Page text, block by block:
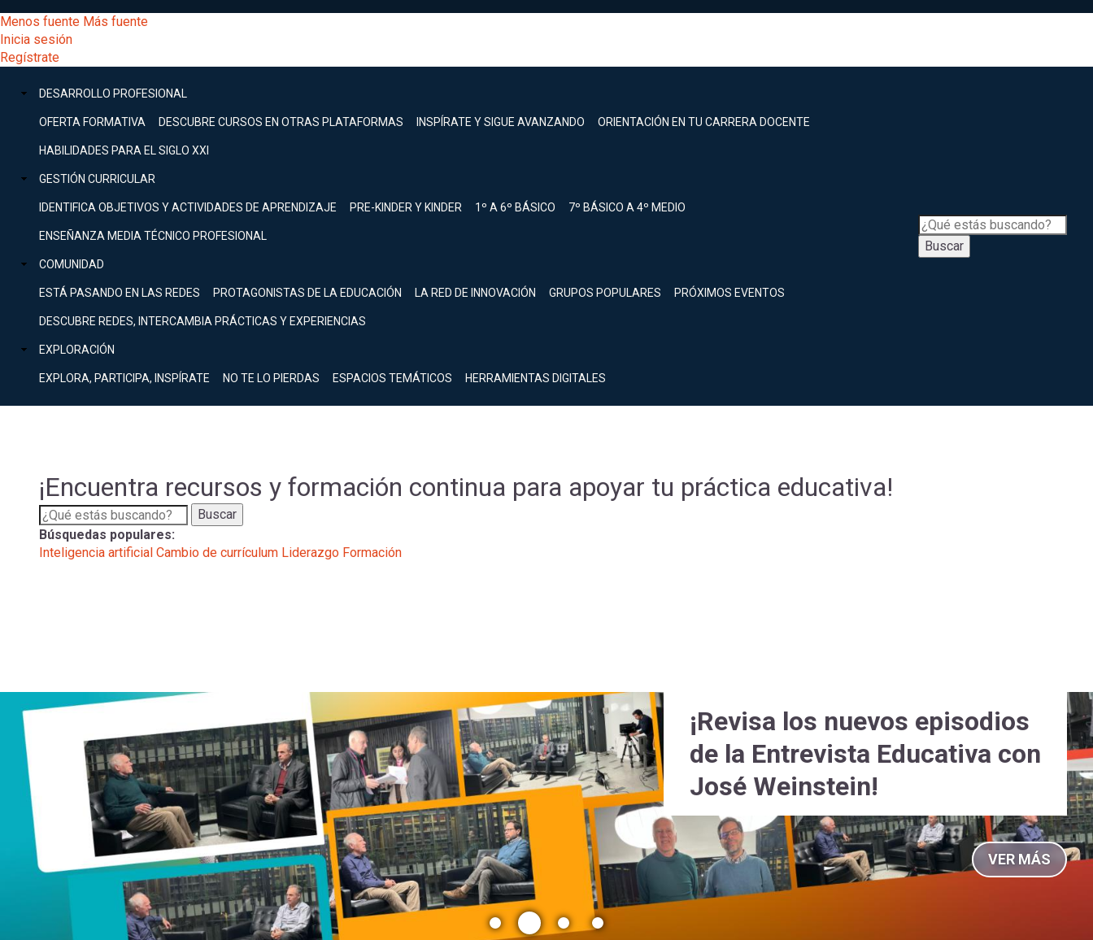
al
contenido
principal
[Educarchile
Escritorio]
Menú
entrar
mi
cuenta
Menos fuente Más fuente
Inicia sesión
Regístrate
Menú
principal
DESARROLLO PROFESIONAL
OFERTA FORMATIVA DESCUBRE CURSOS EN OTRAS PLATAFORMAS INSPÍRATE Y SIGUE AVANZANDO ORIENTACIÓN EN TU CARRERA DOCENTE
HABILIDADES PARA EL SIGLO XXI
GESTIÓN CURRICULAR
IDENTIFICA OBJETIVOS Y ACTIVIDADES DE APRENDIZAJE PRE-KINDER Y KINDER 1º A 6º BÁSICO 7º BÁSICO A 4º MEDIO
ENSEÑANZA MEDIA TÉCNICO PROFESIONAL
COMUNIDAD
ESTÁ PASANDO EN LAS REDES PROTAGONISTAS DE LA EDUCACIÓN LA RED DE INNOVACIÓN GRUPOS POPULARES PRÓXIMOS EVENTOS
DESCUBRE REDES, INTERCAMBIA PRÁCTICAS Y EXPERIENCIAS
EXPLORACIÓN
EXPLORA, PARTICIPA, INSPÍRATE NO TE LO PIERDAS ESPACIOS TEMÁTICOS HERRAMIENTAS DIGITALES
Buscar
Buscar
Menú
principal
DESARROLLO
Expand
GESTIÓN
Expand
COMUNIDAD
Expand
EXPLORACIÓN
[Educarchile
Mobile]
entrar
Inicia
¡Encuentra recursos y formación continua para apoyar tu práctica educativa!
Buscar
Búsquedas populares:
Inteligencia artificial Cambio de currículum Liderazgo Formación
¡Revisa los nuevos episodios
de la Entrevista Educativa con
José Weinstein!
VER MÁS
Inicia sesión.